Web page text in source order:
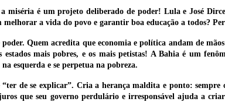
miséria é um projeto deliberado de poder! Lula e José
a vida do povo e garantir boa educação a todos?
Quem acredita que economia e política andam de
mais pobres, e os mais petistas! A Bahia é um
esquerda e se perpetua na pobreza.
de se explicar”. Cria a herança maldita e ponto: sempre
que seu governo perdulário e irresponsável ajuda a